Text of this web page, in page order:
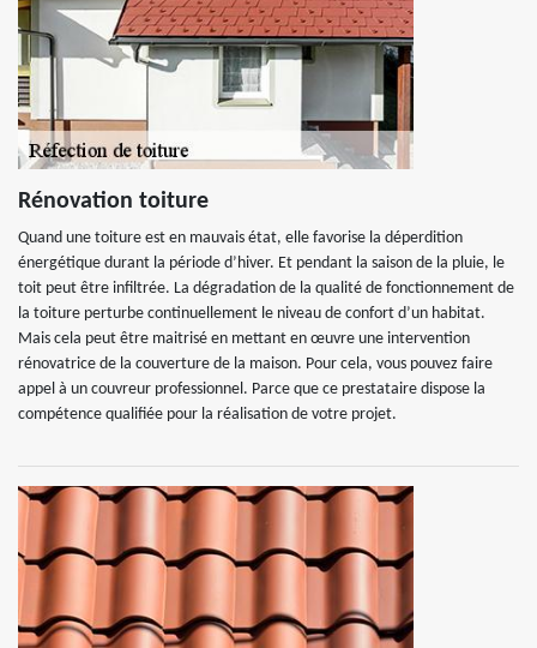
Rénovation toiture
Quand une toiture est en mauvais état, elle favorise la déperdition
énergétique durant la période d’hiver. Et pendant la saison de la pluie, le
toit peut être infiltrée. La dégradation de la qualité de fonctionnement de
la toiture perturbe continuellement le niveau de confort d’un habitat.
Mais cela peut être maitrisé en mettant en œuvre une intervention
rénovatrice de la couverture de la maison. Pour cela, vous pouvez faire
appel à un couvreur professionnel. Parce que ce prestataire dispose la
compétence qualifiée pour la réalisation de votre projet.